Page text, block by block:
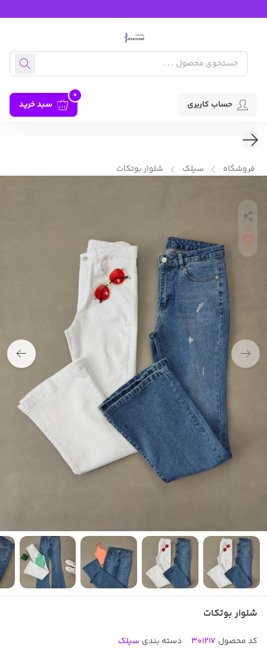
حساب کاربری سبد خرید
0
فروشگاه سیلک شلوار بوتکات
شلوار بوتکات
کد محصول 301217 دسته بندی سیلک